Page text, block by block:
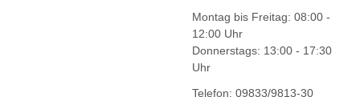
Montag bis Freitag: 08:00 -
12:00 Uhr
Donnerstags: 13:00 - 17:30
Uhr
Telefon: 09833/9813-30